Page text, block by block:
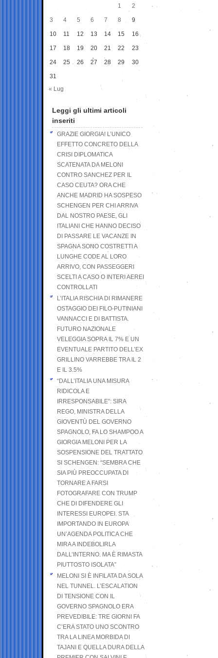
1
2
3 4 5 6 7 8 9
10 11 12 13 14 15 16
17 18 19 20 21 22 23
24 25 26 27 28 29 30
31
« Lug
Leggi gli ultimi articoli
inseriti
GRAZIE GIORGIA! L’UNICO
EFFETTO CONCRETO DELLA
CRISI DIPLOMATICA
SCATENATA DA MELONI
CONTRO SANCHEZ PER IL
CASO CEUTA? ORA CHE
ANCHE MADRID HA SOSPESO
SCHENGEN PER CHI ARRIVA
DAL NOSTRO PAESE, GLI
ITALIANI CHE HANNO DECISO
DI PASSARE LE VACANZE IN
SPAGNA SONO COSTRETTI A
LUNGHE CODE AL LORO
ARRIVO, CON PASSEGGERI
SCELTI A CASO O INTERI AEREI
CONTROLLATI
L’ITALIA RISCHIA DI RIMANERE
OSTAGGIO DEI FILO-PUTINIANI
VANNACCI E DI BATTISTA.
FUTURO NAZIONALE
VELEGGIA SOPRA IL 7% E UN
EVENTUALE PARTITO DELL’EX
GRILLINO VARREBBE TRA IL 2
E IL 3.5%
“DALL’ITALIA UNA MISURA
RIDICOLA E
IRRESPONSABILE”: SIRA
REGO, MINISTRA DELLA
GIOVENTÙ DEL GOVERNO
SPAGNOLO, FA LO SHAMPOO A
GIORGIA MELONI PER LA
SOSPENSIONE DEL TRATTATO
SI SCHENGEN: “SEMBRA CHE
SIA PIÙ PREOCCUPATA DI
TORNARE A FARSI
FOTOGRAFARE CON TRUMP
CHE DI DIFENDERE GLI
INTERESSI EUROPEI. STA
IMPORTANDO IN EUROPA
UN’AGENDA POLITICA CHE
MIRA A INDEBOLIRLA
DALL’INTERNO. MA È RIMASTA
PIUTTOSTO ISOLATA”
MELONI SI È INFILATA DA SOLA
NEL TUNNEL. L’ESCALATION
DI TENSIONE CON IL
GOVERNO SPAGNOLO ERA
PREVEDIBILE: TRE GIORNI FA
C’ERA STATO UNO SCONTRO
TRA LA LINEA MORBIDA DI
TAJANI E QUELLA DURA DELLA